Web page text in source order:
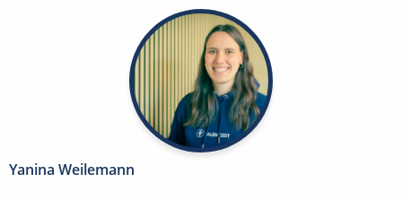
Yanina Weilemann